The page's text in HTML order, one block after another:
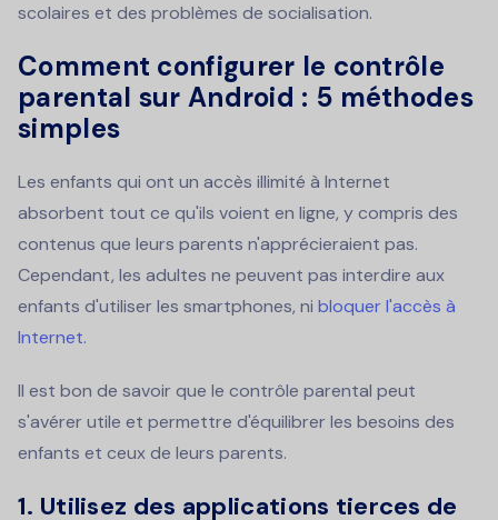
scolaires et des problèmes de socialisation.
Comment configurer le contrôle
parental sur Android : 5 méthodes
simples
Les enfants qui ont un accès illimité à Internet
absorbent tout ce qu'ils voient en ligne, y compris des
contenus que leurs parents n'apprécieraient pas.
Cependant, les adultes ne peuvent pas interdire aux
enfants d'utiliser les smartphones, ni bloquer l'accès à
Internet.
Il est bon de savoir que le contrôle parental peut
s'avérer utile et permettre d'équilibrer les besoins des
enfants et ceux de leurs parents.
1. Utilisez des applications tierces de